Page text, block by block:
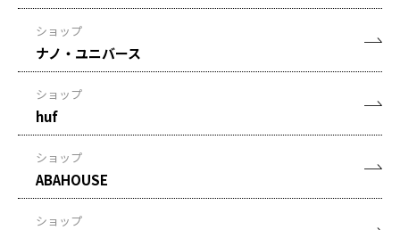
ショップ
ナノ・ユニバース
ショップ
huf
ショップ
ABAHOUSE
ショップ